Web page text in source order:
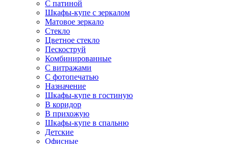
С патиной
Шкафы-купе с зеркалом
Матовое зеркало
Стекло
Цветное стекло
Пескоструй
Комбинированные
С витражами
С фотопечатью
Назначение
Шкафы-купе в гостиную
В коридор
В прихожую
Шкафы-купе в спальню
Детские
Офисные